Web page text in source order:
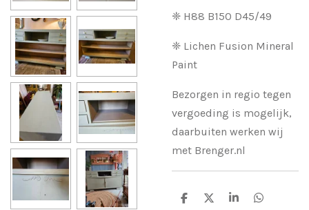
❈ H88 B150 D45/49
❈ Lichen Fusion Mineral
Paint
Bezorgen in regio tegen
vergoeding is mogelijk,
daarbuiten werken wij
met Brenger.nl
D
D
S
D